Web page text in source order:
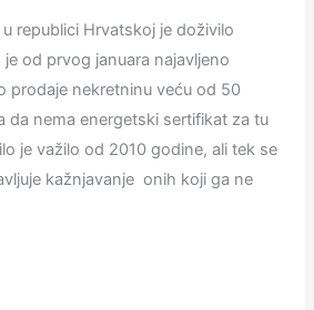
republici Hrvatskoj je doživilo
od prvog januara najavljeno
prodaje nekretninu veću od 50
da nema energetski sertifikat za tu
je važilo od 2010 godine, ali tek se
kažnjavanje onih koji ga ne